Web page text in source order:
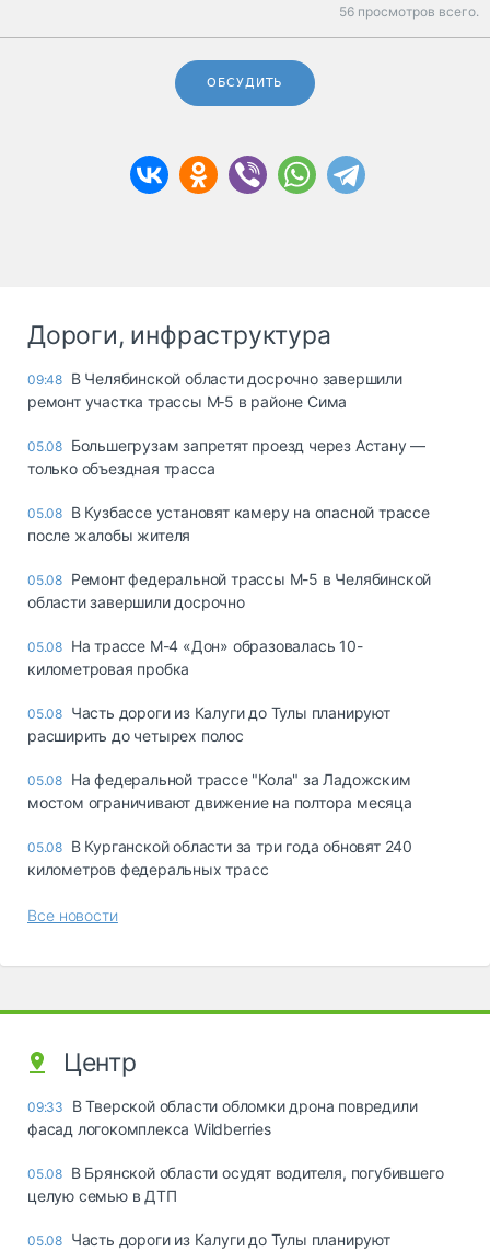
56 просмотров всего.
ОБСУДИТЬ
Дороги, инфраструктура
09:48 В Челябинской области досрочно завершили
ремонт участка трассы М‑5 в районе Сима
05.08 Большегрузам запретят проезд через Астану —
только объездная трасса
05.08 В Кузбассе установят камеру на опасной трассе
после жалобы жителя
05.08 Ремонт федеральной трассы М-5 в Челябинской
области завершили досрочно
05.08 На трассе М-4 «Дон» образовалась 10-
километровая пробка
05.08 Часть дороги из Калуги до Тулы планируют
расширить до четырех полос
05.08 На федеральной трассе "Кола" за Ладожским
мостом ограничивают движение на полтора месяца
05.08 В Курганской области за три года обновят 240
километров федеральных трасс
Все новости
Центр
09:33
В Тверской области обломки дрона повредили
фасад логокомплекса Wildberries
05.08 В Брянской области осудят водителя, погубившего
целую семью в ДТП
05.08 Часть дороги из Калуги до Тулы планируют